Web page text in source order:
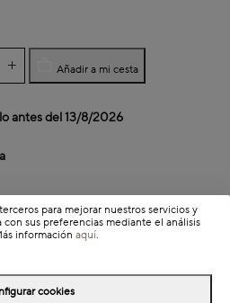
Añadir a mi cesta
antes del13/8/2026
para mejorar nuestros servicios y
sus preferencias mediante el análisis
información aquí.
cookies